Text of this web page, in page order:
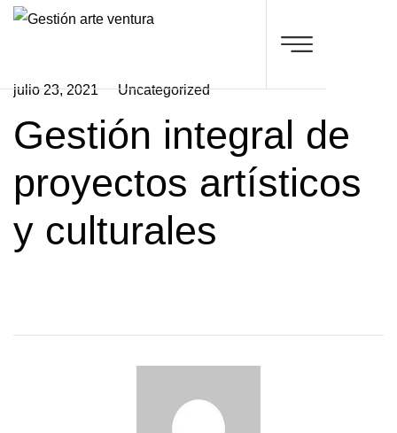
julio 23, 2021 Uncategorized
Gestión integral de
proyectos artísticos
y culturales